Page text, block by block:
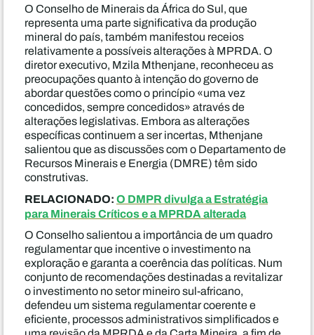
O Conselho de Minerais da África do Sul, que
representa uma parte significativa da produção
mineral do país, também manifestou receios
relativamente a possíveis alterações à MPRDA. O
diretor executivo, Mzila Mthenjane, reconheceu as
preocupações quanto à intenção do governo de
abordar questões como o princípio «uma vez
concedidos, sempre concedidos» através de
alterações legislativas. Embora as alterações
específicas continuem a ser incertas, Mthenjane
salientou que as discussões com o Departamento de
Recursos Minerais e Energia (DMRE) têm sido
construtivas.
RELACIONADO:O DMPR divulga a Estratégia
para Minerais Críticos e a MPRDA alterada
O Conselho salientou a importância de um quadro
regulamentar que incentive o investimento na
exploração e garanta a coerência das políticas. Num
conjunto de recomendações destinadas a revitalizar
o investimento no setor mineiro sul-africano,
defendeu um sistema regulamentar coerente e
eficiente, processos administrativos simplificados e